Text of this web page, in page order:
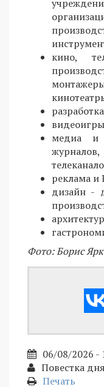
кино,
медиа
реклама и
дизайн -
Фото: Борис
06/08/2026 -
Повестка дня
Печать